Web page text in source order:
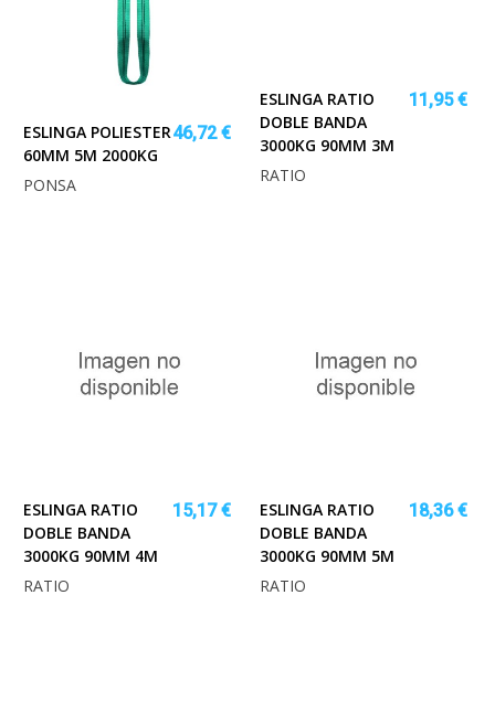
ESLINGA POLIESTER
60MM 5M 2000KG
46,72 €
PONSA
ESLINGA RATIO
DOBLE BANDA
3000KG 90MM 3M
11,95 €
RATIO
ESLINGA RATIO
DOBLE BANDA
3000KG 90MM 4M
15,17 €
RATIO
ESLINGA RATIO
DOBLE BANDA
3000KG 90MM 5M
18,36 €
RATIO